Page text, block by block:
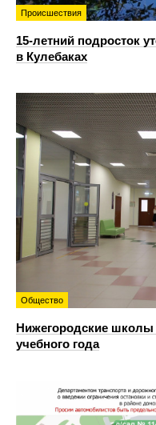
Происшествия
15-летний подросток
в Кулебаках
Общество
Нижегородские школы
учебного года